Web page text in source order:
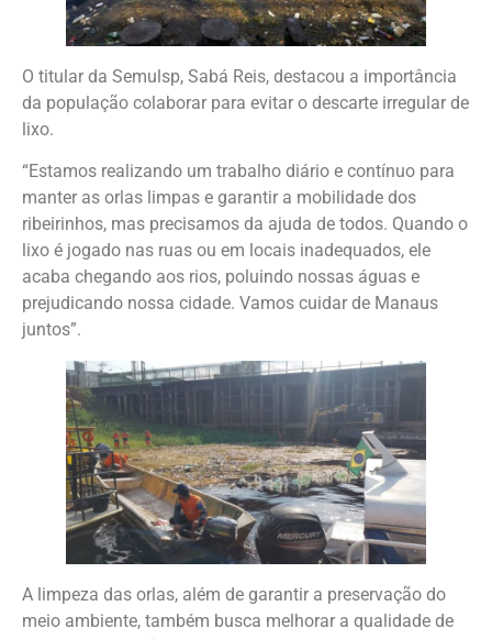
O titular da Semulsp, Sabá Reis, destacou a importância
da população colaborar para evitar o descarte irregular de
lixo.
“Estamos realizando um trabalho diário e contínuo para
manter as orlas limpas e garantir a mobilidade dos
ribeirinhos, mas precisamos da ajuda de todos. Quando o
lixo é jogado nas ruas ou em locais inadequados, ele
acaba chegando aos rios, poluindo nossas águas e
prejudicando nossa cidade. Vamos cuidar de Manaus
juntos”.
A limpeza das orlas, além de garantir a preservação do
meio ambiente, também busca melhorar a qualidade de